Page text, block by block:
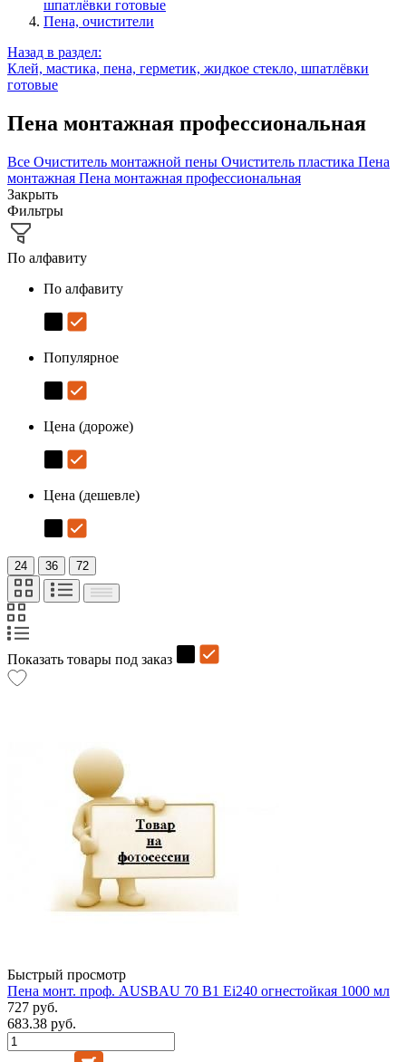
шпатлёвки готовые
Пена, очистители
Назад в раздел:
Клей, мастика, пена, герметик, жидкое стекло, шпатлёвки
готовые
Пена монтажная профессиональная
Все Очиститель монтажной пены Очиститель пластика Пена
монтажная Пена монтажная профессиональная
Закрыть
Фильтры
По алфавиту
По алфавиту
Популярное
Цена (дороже)
Цена (дешевле)
24 36 72
Показать товары под заказ
Быстрый просмотр
Пена монт. проф. AUSBAU 70 B1 Ei240 огнестойкая 1000 мл
727 руб.
683.38 руб.